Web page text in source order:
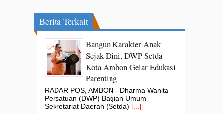
Berita Terkait
Bangun Karakter Anak
Sejak Dini, DWP Setda
Kota Ambon Gelar Edukasi
Parenting
RADAR POS, AMBON - Dharma Wanita
Persatuan (DWP) Bagian Umum
Sekretariat Daerah (Setda) [...]